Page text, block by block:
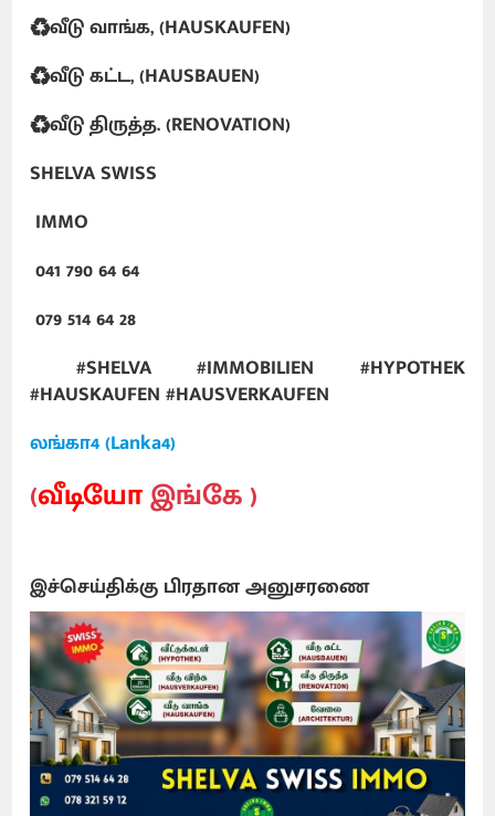
♻️வீடு வாங்க, (HAUSKAUFEN)
♻️வீடு கட்ட, (HAUSBAUEN)
♻️வீடு திருத்த. (RENOVATION)
SHELVA SWISS
IMMO
041 790 64 64
079 514 64 28
#SHELVA #IMMOBILIEN #HYPOTHEK
#HAUSKAUFEN #HAUSVERKAUFEN
லங்கா4 (Lanka4)
(வீடியோஇங்கே )
இச்செய்திக்கு பிரதான அனுசரணை